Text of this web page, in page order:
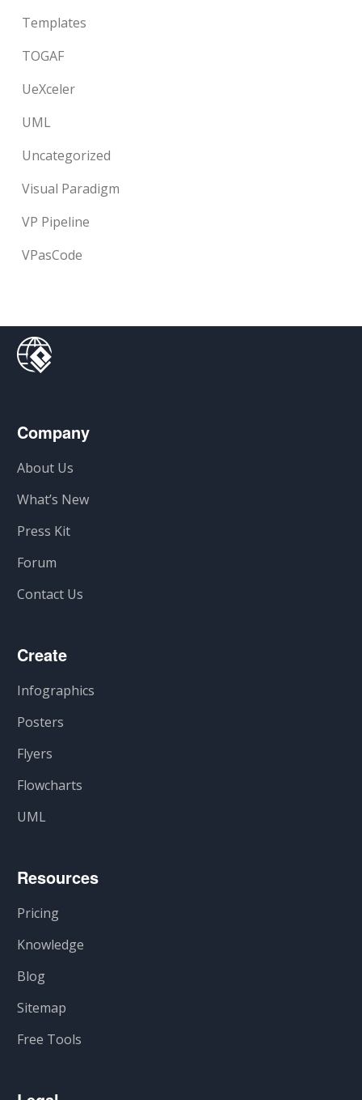
Templates
TOGAF
UeXceler
UML
Uncategorized
Visual Paradigm
VP Pipeline
VPasCode
Company
About Us
What’s New
Press Kit
Forum
Contact Us
Create
Infographics
Posters
Flyers
Flowcharts
UML
Resources
Pricing
Knowledge
Blog
Sitemap
Free Tools